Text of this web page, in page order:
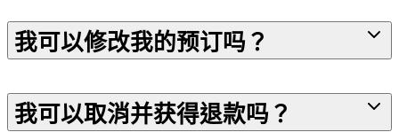
我可以修改我的预订吗？
我可以取消并获得退款吗？